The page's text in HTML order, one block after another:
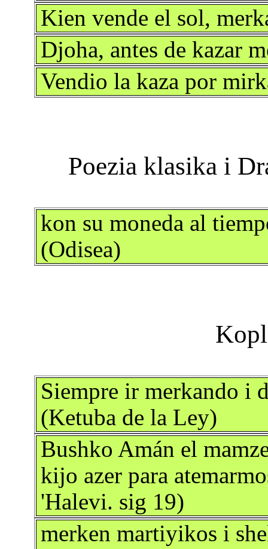
Kien vende el sol,
Djoha, antes de kazar
Vendio la kaza por
kon su moneda al
(Odisea)
Siempre ir merkando i
(Ketuba de la Ley)
Bushko Amán el
kijo azer para
'Halevi. sig 19)
merken martiyikos i